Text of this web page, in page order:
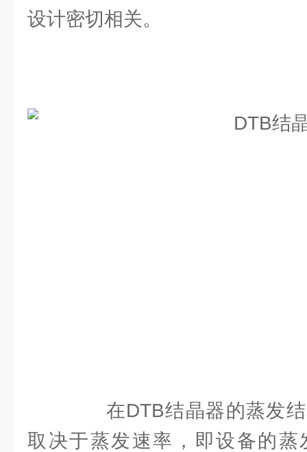
设计密切相关。
在DTB结晶器的蒸发结
取决于蒸发速率，即设备的蒸